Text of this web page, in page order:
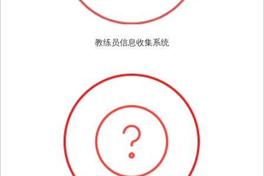
教练员信息收集系统